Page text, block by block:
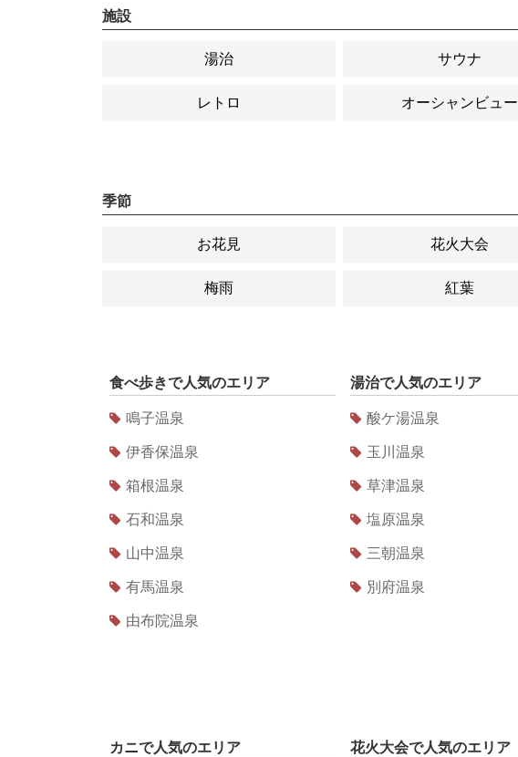
施設
湯治 サウナ
レトロ オーシャンビュー
季節
お花見 花火大会
梅雨 紅葉
食べ歩きで人気のエリア
鳴子温泉
伊香保温泉
箱根温泉
石和温泉
山中温泉
有馬温泉
由布院温泉
湯治で人気のエリア
酸ケ湯温泉
玉川温泉
草津温泉
塩原温泉
三朝温泉
別府温泉
カニで人気のエリア 花火大会で人気のエリア